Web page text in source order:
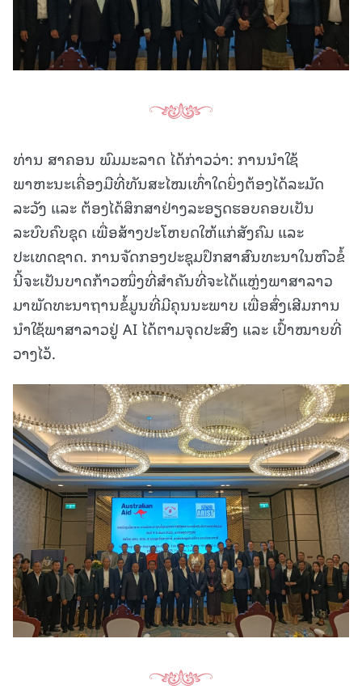
ທ່ານ ສາຄອນ ພົມມະລາດ ໄດ້ກ່າວວ່າ: ການນໍາໃຊ້
ພາຫະນະເຄື່ອງມືທີ່ທັນສະໄໝເທົ່າໃດຍິ່ງຕ້ອງໄດ້ລະມັດ
ລະວັງ ແລະ ຕ້ອງໄດ້ສຶກສາຢ່າງລະອຽດຮອບຄອບເປັນ
ລະບົບຄົບຊຸດ ເພື່ອສ້າງປະໂຫຍດໃຫ້ແກ່ສັງຄົມ ແລະ
ປະເທດຊາດ. ການຈັດກອງປະຊຸມປຶກສາສົນທະນາໃນຫົວຂໍ້
ນີ້ຈະເປັນບາດກ້າວໜຶ່ງທີ່ສຳຄັນທີ່ຈະໄດ້ແຫຼ່ງພາສາລາວ
ມາພັດທະນາຖານຂໍ້ມູນທີ່ມີຄຸນນະພາບ ເພື່ອສົ່ງເສີມການ
ນໍາໃຊ້ພາສາລາວຢູ່ AI ໄດ້ຕາມຈຸດປະສົງ ແລະ ເປົ້າໝາຍທີ່
ວາງໄວ້.